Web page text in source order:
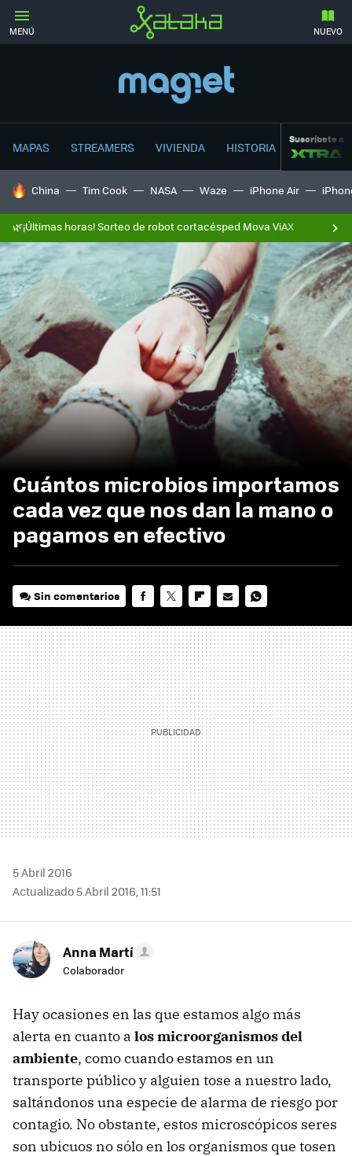
MENÚ NUEVO
MAPAS STREAMERS VIVIENDA HISTORIA Suscríbete a
HOY SE HABLA DE
China Tim Cook NASA Waze iPhone Air
🌿¡Últimas horas! Sorteo de robot cortacésped Mova ViAX
Cuántos microbios importamos
cada vez que nos dan la mano o
pagamos en efectivo
Sin comentarios
MAIL
5 Abril 2016
Actualizado 5 Abril 2016, 11:51
Anna Martí
Colaborador
Hay ocasiones en las que estamos algo más
alerta en cuanto a los microorganismos del
ambiente, como cuando estamos en un
transporte público y alguien tose a nuestro lado,
saltándonos una especie de alarma de riesgo por
contagio. No obstante, estos microscópicos seres
son ubicuos no sólo en los organismos que tosen